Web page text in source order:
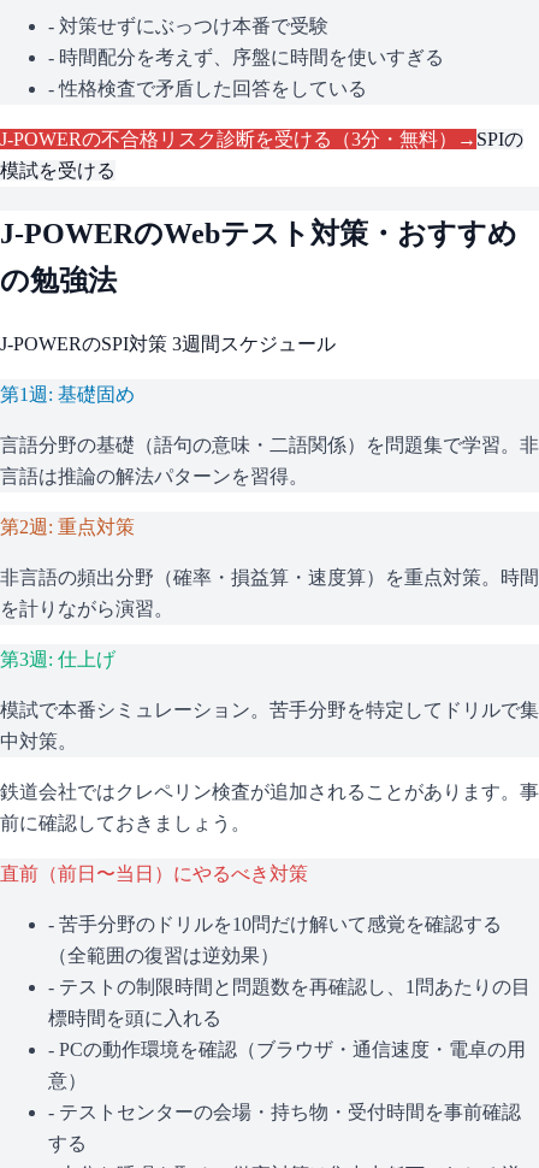
- 対策せずにぶっつけ本番で受験
- 時間配分を考えず、序盤に時間を使いすぎる
- 性格検査で矛盾した回答をしている
J-POWERの不合格リスク診断を受ける（3分・無料）→ SPIの
模試を受ける
J-POWERのWebテスト対策・おすすめ
の勉強法
J-POWERのSPI対策 3週間スケジュール
第1週: 基礎固め
言語分野の基礎（語句の意味・二語関係）を問題集で学習。非
言語は推論の解法パターンを習得。
第2週: 重点対策
非言語の頻出分野（確率・損益算・速度算）を重点対策。時間
を計りながら演習。
第3週: 仕上げ
模試で本番シミュレーション。苦手分野を特定してドリルで集
中対策。
鉄道会社ではクレペリン検査が追加されることがあります。事
前に確認しておきましょう。
直前（前日〜当日）にやるべき対策
- 苦手分野のドリルを10問だけ解いて感覚を確認する
（全範囲の復習は逆効果）
- テストの制限時間と問題数を再確認し、1問あたりの目
標時間を頭に入れる
- PCの動作環境を確認（ブラウザ・通信速度・電卓の用
意）
- テストセンターの会場・持ち物・受付時間を事前確認
する